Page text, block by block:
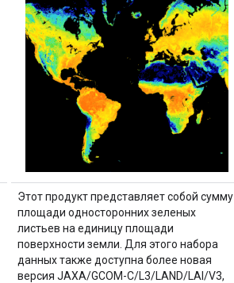
Этот продукт представляет собой сумму
площади односторонних зеленых
листьев на единицу площади
поверхности земли. Для этого набора
данных также доступна более новая
версия JAXA/GCOM-C/L3/LAND/LAI/V3,